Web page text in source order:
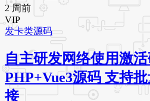
2 周前
VIP
发卡类源码
自主研发网络使用激
PHP+Vue3源码 支持
接